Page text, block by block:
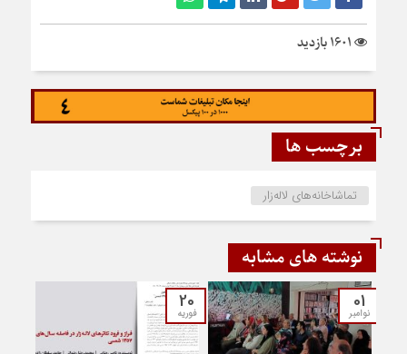
برچسب ها
تماشاخانه‌های لاله‌زار
نوشته های مشابه
01
نوامبر 20
فوریه